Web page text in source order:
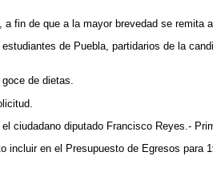
de que a la mayor brevedad se remita
de Puebla, partidarios de la
de dietas.
ciudadano diputado Francisco Reyes.-
en el Presupuesto de Egresos para